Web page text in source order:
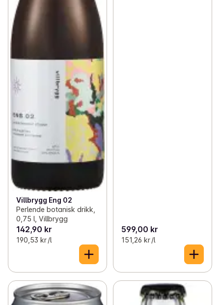
Villbrygg Eng 02
Perlende botanisk drikk,
0,75 l, Villbrygg
142,90 kr
190,53 kr /l
599,00 kr
151,26 kr /l